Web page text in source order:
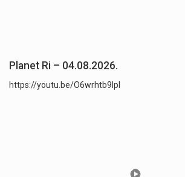
Planet Ri – 04.08.2026.
https://youtu.be/O6wrhtb9lpI